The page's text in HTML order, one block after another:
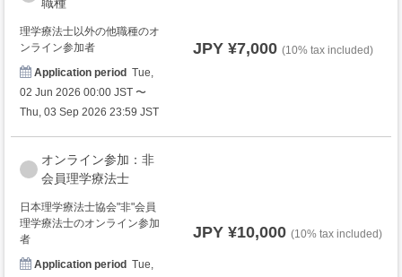
理学療法士以外の他職種のオ
ンライン参加者
Application period Tue,
02 Jun 2026 00:00 JST 〜
Thu, 03 Sep 2026 23:59 JST
JPY ¥7,000 (10% tax included)
オンライン参加：非
会員理学療法士
日本理学療法士協会"非"会員
理学療法士のオンライン参加
者
Application period Tue,
JPY ¥10,000 (10% tax included)